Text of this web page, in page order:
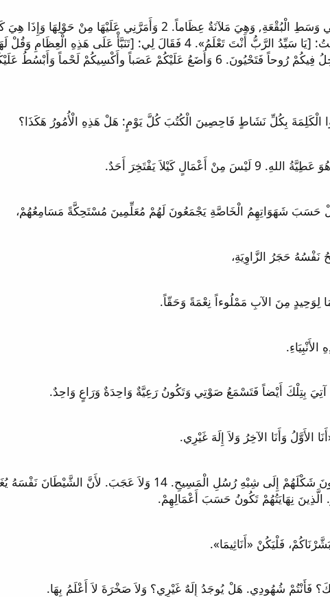
1 كَانَتْ عَلَيَّ يَدُ الرَّبِّ فَأَخْرَجَني بِرُوحِ الرَّبِّ وَأَنْزَلَنِي فِي وَسَطِ الْبُقْعَةِ, وَهِيَ
جِدّاً. 3 فَقَالَ لِي: [يَا ابْنَ آدَمَ, أَتَحْيَا هَذِهِ الْعِظَامُ؟» فَقُلْتُ: [يَا سَيِّدُ الرَّبُّ أَنْتَ
الرَّبِّ. 5 هَكذَا قَالَ السَّيِّدُ الرَّبُّ لِهَذِهِ الْعِظَامِ: هَئَنَذَا أُدْخِلُ فِيكُمْ رُوحاً فَتَحْيُونَ. 6
نِهَايَتُهُمْ تَكُونُ حَسَبَ أَعْمَالِهِمْ.